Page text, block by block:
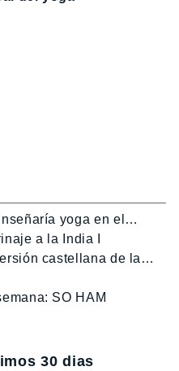
yoga en el…
a la India I
castellana de la…
SO HAM
30 dias